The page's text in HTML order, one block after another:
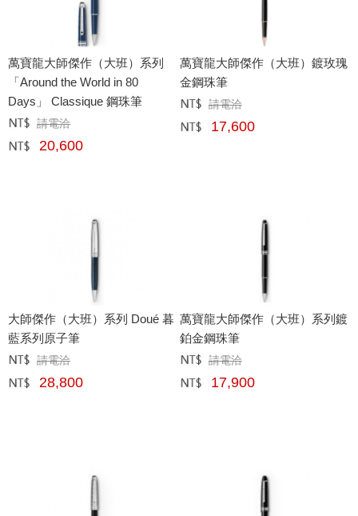
萬寶龍大師傑作（大班）系列
「Around the World in 80
Days」 Classique 鋼珠筆
定價﹕請電洽
網購﹕ 20,600
萬寶龍大師傑作（大班）鍍玫瑰
金鋼珠筆
定價﹕ 請電洽
網購﹕ 17,600
大師傑作（大班）系列 Doué 暮
藍系列原子筆
定價﹕請電洽
網購﹕ 28,800
萬寶龍大師傑作（大班）系列鍍
鉑金鋼珠筆
定價﹕ 請電洽
網購﹕ 17,900